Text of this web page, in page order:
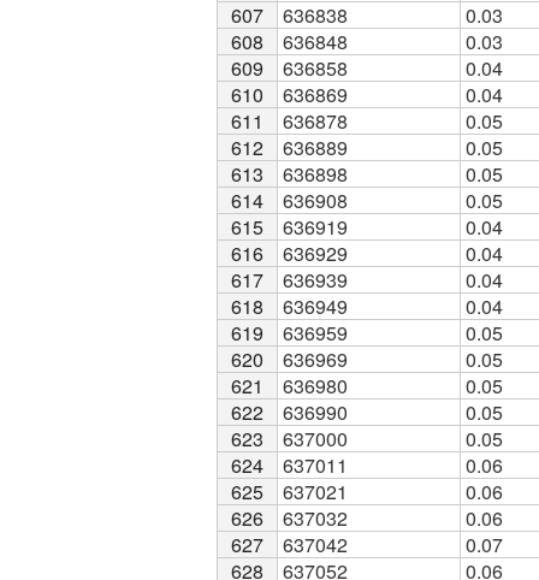
607
636838
0.03
608
636848
0.03
609
636858
0.04
610
636869
0.04
611
636878
0.05
612
636889
0.05
613
636898
0.05
614
636908
0.05
615
636919
0.04
616
636929
0.04
617
636939
0.04
618
636949
0.04
619
636959
0.05
620
636969
0.05
621
636980
0.05
622
636990
0.05
623
637000
0.05
624
637011
0.06
625
637021
0.06
626
637032
0.06
627
637042
0.07
628
637052
0.06
607
608
609
610
611
612
613
614
615
616
617
618
619
620
621
622
623
624
625
626
627
628